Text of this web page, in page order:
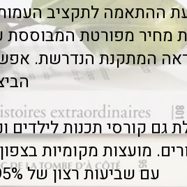
ההתאמה לתקציב
מחיר מפורטת המבוססת
המתקנת הנדרשת.
גם קורסי תכנות לילדים
מועצות מקומיות
עם שביעות רצון של 95% מההורים והתלמידים.